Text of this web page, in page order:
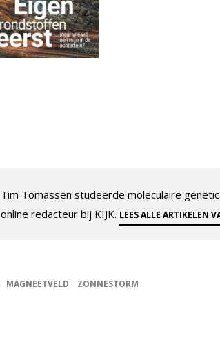
Tim Tomassen studeerde moleculaire
online redacteur bij KIJK. LEES ALLE ARTIKELEN
MAGNEETVELD ZONNESTORM